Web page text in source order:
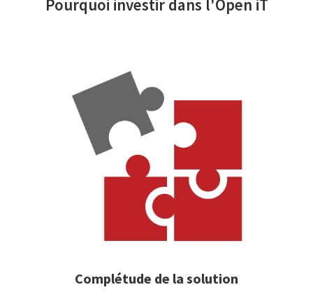
Pourquoi investir dans l'Open iT
Complétude de la solution